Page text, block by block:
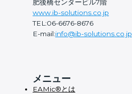
肥後橋センタービル7階
www.ib-solutions.co.jp
TEL:06-6676-8676
E-mail:info@ib-solutions.co.jp
メニュー
EAMic®とは